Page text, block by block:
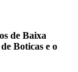
de Baixa
Boticas e o